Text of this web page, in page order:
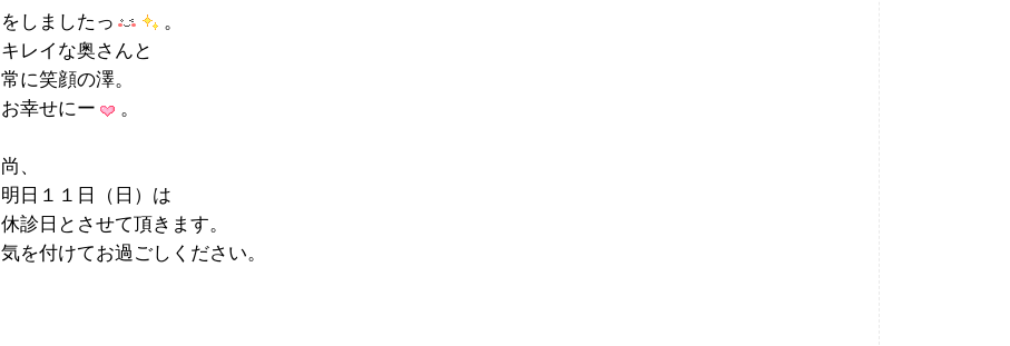
をしましたっ
。
キレイな奥さんと
常に笑顔の澤。
お幸せにー
。
尚、
明日１１日（日）は
休診日とさせて頂きます。
気を付けてお過ごしください。